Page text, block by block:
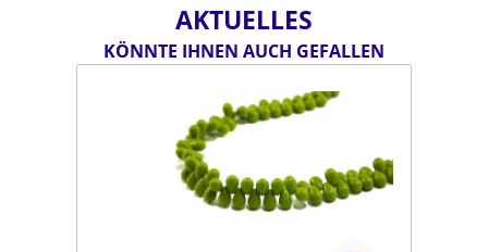
AKTUELLES
KÖNNTE IHNEN AUCH GEFALLEN